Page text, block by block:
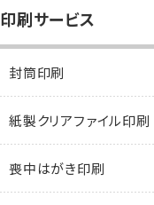
封筒をサイズ
賞状・証書・辞令用紙
長3封筒
A4横3つ折
120×235
印刷サービス
封筒印刷
紙製クリアファイル印刷
喪中はがき印刷